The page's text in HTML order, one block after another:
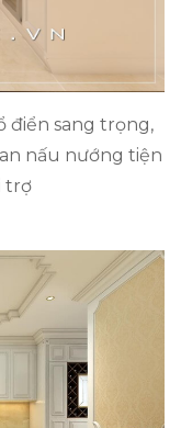
điển sang trọng,
nấu nướng tiện
trợ